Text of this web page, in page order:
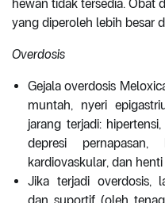
hewan tidak tersedia. Obat
yang diperoleh lebih besar
Overdosis
Gejala overdosis
muntah, nyeri
jarang terjadi:
depresi pernapasan,
kardiovaskular, dan
Jika terjadi overdosis,